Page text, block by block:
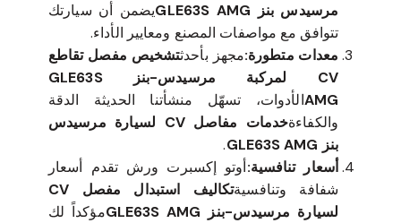
مرسيدس بنز GLE63S AMG
يضمن أن سيارتك
تتوافق مع مواصفات المصنع ومعايير الأداء.
معدات متطورة:مجهز بأحدثتشخيص مفصل تقاطع
CV لمركبة مرسيدس-بنز GLE63S
AMGالأدوات، تسهّل منشأتنا الحديثة الدقة
والكفاءة
خدمات مفاصل CV لسيارة مرسيدس
بنز GLE63S AMG
.
أسعار تنافسية:أوتو إكسبرت ورش تقدم أسعار
شفافة وتنافسية
تكاليف استبدال مفصل CV
لسيارة مرسيدس-بنز GLE63S AMG
مؤكداً لك